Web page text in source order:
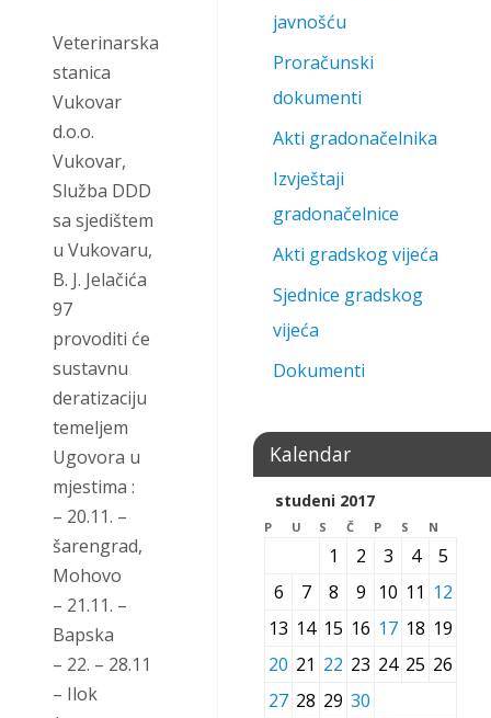
Veterinarska
stanica
Vukovar
d.o.o.
Vukovar,
Služba DDD
sa sjedištem
u Vukovaru,
B. J. Jelačića
97
provoditi će
sustavnu
deratizaciju
temeljem
Ugovora u
mjestima :
– 20.11. –
šarengrad,
Mohovo
– 21.11. –
Bapska
– 22. – 28.11
– Ilok
javnošću
Proračunski
dokumenti
Akti gradonačelnika
Izvještaji
gradonačelnice
Akti gradskog vijeća
Sjednice gradskog
vijeća
Dokumenti
Kalendar
studeni 2017
P U S Č P S N
1 2 3 4
5
6
7 8 9 10 11 12
13 14 15 16 17 18 19
20 21 22 23 24 25 26
27 28 29 30